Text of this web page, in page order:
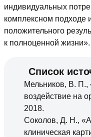
индивидуальных
комплексном подходе
положительного
к полноценной жизни».
Список
Мельников, В. П.,
воздействие на
2018.
Соколов, Д. Н.,
клиническая